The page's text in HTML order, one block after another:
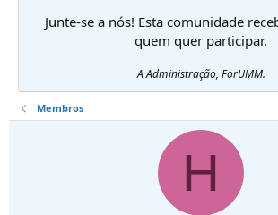
Junte-se a nós! Esta comunidade
quem quer participar.
A Administração, ForUMM.
Membros
H